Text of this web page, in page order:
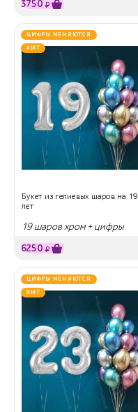
3750 ₽
ЦИФРЫ МЕНЯЮТСЯ
ХИТ
Букет из гелиевых шаров на 19
лет
19 шаров хром + цифры
6250 ₽
ЦИФРЫ МЕНЯЮТСЯ
ХИТ